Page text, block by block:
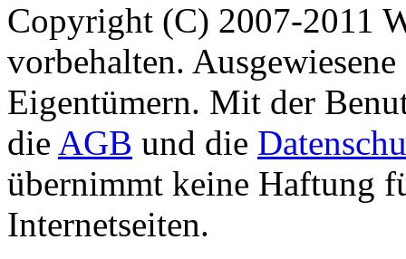
Copyright (C) 2007-2011
vorbehalten.
Eigentümern. Mit der
die AGB und die
übernimmt keine Haftung
Internetseiten.